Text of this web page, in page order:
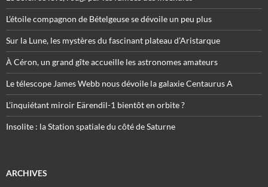
L’étoile compagnon de Bételgeuse se dévoile un peu plus
Sur la Lune, les mystères du fascinant plateau d’Aristarque
À Céron, un grand gîte accueille les astronomes amateurs
Le télescope James Webb nous dévoile la galaxie Centaurus A
L’inquiétant miroir Eärendil-1 bientôt en orbite ?
Insolite : la Station spatiale du côté de Saturne
ARCHIVES